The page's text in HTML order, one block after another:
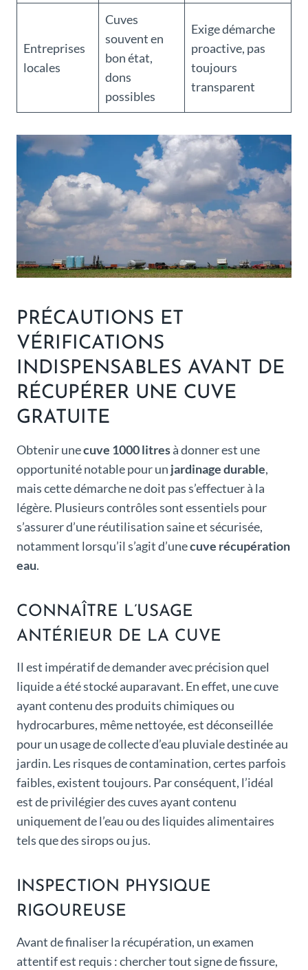
Entreprises
locales
Cuves
souvent en
bon état,
dons
possibles
Exige démarche
proactive, pas
toujours
transparent
PRÉCAUTIONS ET
VÉRIFICATIONS
INDISPENSABLES AVANT DE
RÉCUPÉRER UNE CUVE
GRATUITE
Obtenir unecuve 1000 litresà donner est une
opportunité notable pour un jardinage durable,
mais cette démarche ne doit pas s’effectuer à la
légère. Plusieurs contrôles sont essentiels pour
s’assurer d’une réutilisation saine et sécurisée,
notamment lorsqu’il s’agit d’unecuve récupération
eau.
CONNAÎTRE L’USAGE
ANTÉRIEUR DE LA CUVE
Il est impératif de demander avec précision quel
liquide a été stocké auparavant. En effet, une cuve
ayant contenu des produits chimiques ou
hydrocarbures, même nettoyée, est déconseillée
pour un usage de collecte d’eau pluviale destinée au
jardin. Les risques de contamination, certes parfois
faibles, existent toujours. Par conséquent, l’idéal
est de privilégier des cuves ayant contenu
uniquement de l’eau ou des liquides alimentaires
tels que des sirops ou jus.
INSPECTION PHYSIQUE
RIGOUREUSE
Avant de finaliser la récupération, un examen
attentif est requis : chercher tout signe de fissure,